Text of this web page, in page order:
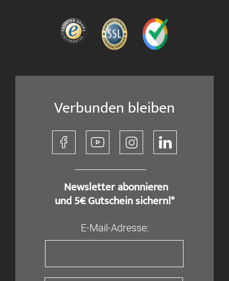
Verbunden bleiben
​ Newsletter abonnieren
und 5€ Gutschein sichern!*
E-Mail-Adresse: